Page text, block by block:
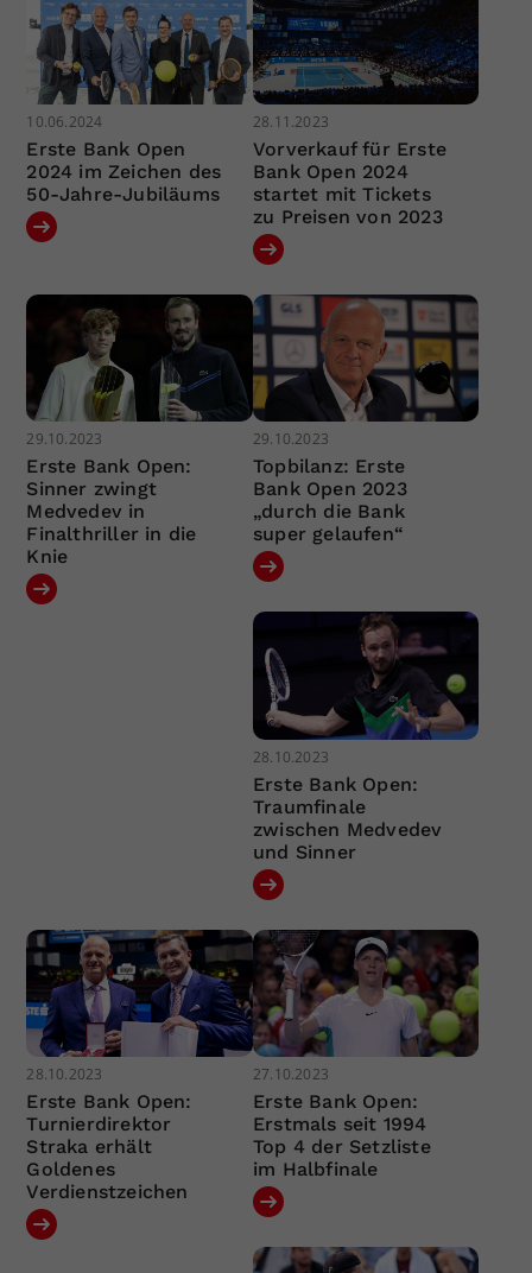
10.06.2024
Erste Bank Open
2024 im Zeichen des
50-Jahre-Jubiläums
28.11.2023
Vorverkauf für Erste
Bank Open 2024
startet mit Tickets
zu Preisen von 2023
29.10.2023
Erste Bank Open:
Sinner zwingt
Medvedev in
Finalthriller in die
Knie
29.10.2023
Topbilanz: Erste
Bank Open 2023
„durch die Bank
super gelaufen“
28.10.2023
Erste Bank Open:
Traumfinale
zwischen Medvedev
und Sinner
28.10.2023
Erste Bank Open:
Turnierdirektor
Straka erhält
Goldenes
Verdienstzeichen
27.10.2023
Erste Bank Open:
Erstmals seit 1994
Top 4 der Setzliste
im Halbfinale